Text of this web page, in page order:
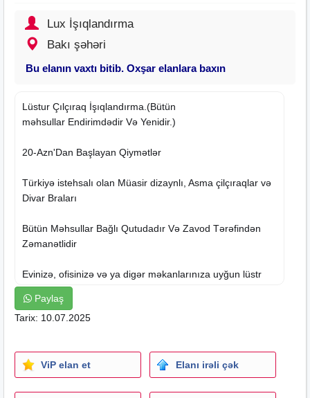
Lux İşıqlandırma
Bakı şəhəri
Bu elanın vaxtı bitib. Oxşar elanlara baxın
Lüstur Çılçıraq İşıqlandırma.(Bütün
məhsullar Endirimdədir Və Yenidir.)
20-Azn'Dan Başlayan Qiymətlər
Türkiyə istehsalı olan Müasir dizaynlı, Asma çilçıraqlar və
Divar Braları
Bütün Məhsullar Bağlı Qutudadır Və Zavod Tərəfindən
Zəmanətlidir
Evinizə, ofisinizə və ya digər məkanlarınıza uyğun lüstr
modelləri geniş seçimlə sizlər üçün təqdim olunur!
ÜNVANADƏK ÇATDIRILMA VAR (ÜNVAN:20 Yanvar
Paylaş
Tarix: 10.07.2025
ViP elan et Elanı irəli çək